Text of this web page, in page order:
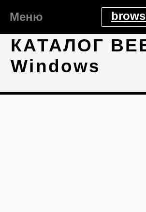
КАТАЛОГ
Windows
Меню